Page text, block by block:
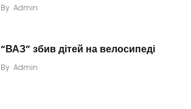
By Admin
“ВАЗ” збив дітей на велосипеді
By Admin